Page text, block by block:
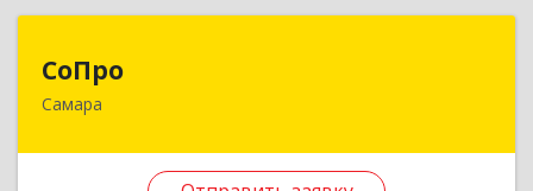
СоПро
Самара443076, Самарская обл, Самара г, Авроры ул,